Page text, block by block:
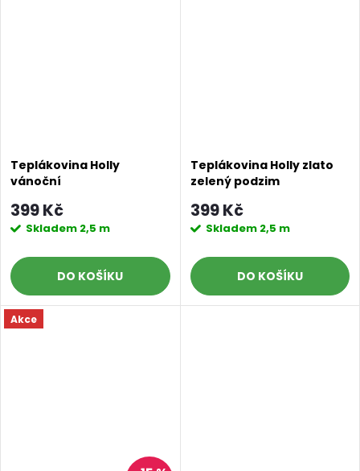
Teplákovina Holly
vánoční
399 Kč
Skladem 2,5 m
DO KOŠÍKU
Teplákovina Holly zlato
zelený podzim
399 Kč
Skladem 2,5 m
DO KOŠÍKU
Akce